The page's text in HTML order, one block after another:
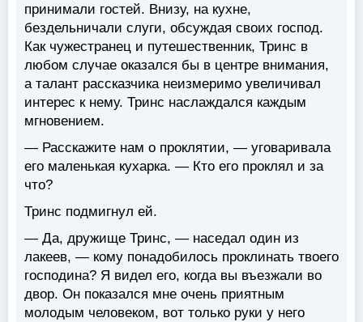
принимали гостей. Внизу, на кухне,
бездельничали слуги, обсуждая своих господ.
Как чужестранец и путешественник, Тринс в
любом случае оказался бы в центре внимания,
а талант рассказчика неизмеримо увеличивал
интерес к нему. Тринс наслаждался каждым
мгновением.
— Расскажите нам о проклятии, — уговаривала
его маленькая кухарка. — Кто его проклял и за
что?
Тринс подмигнул ей.
— Да, дружище Тринс, — наседал один из
лакеев, — кому понадобилось проклинать твоего
господина? Я видел его, когда вы въезжали во
двор. Он показался мне очень приятным
молодым человеком, вот только руки у него